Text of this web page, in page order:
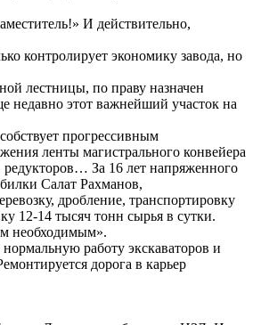
И действительно,
контролирует экономику завода, но
лестницы, по праву назначен
недавно этот важнейший участок на
прогрессивным
ленты магистрального конвейера
За 16 лет напряженного
Салат Рахманов,
дробление, транспортировку
12-14 тысяч тонн сырья в сутки.
необходимым».
работу экскаваторов и
дорога в карьер